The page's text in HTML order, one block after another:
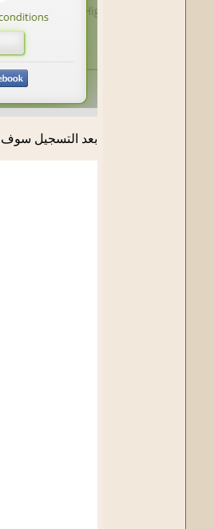
بعد التسجيل سوف